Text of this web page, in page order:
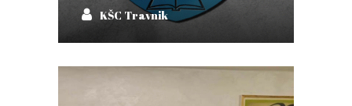
KŠC Travnik